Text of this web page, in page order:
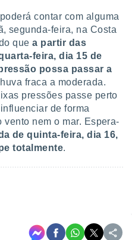
contar com alguma
segunda-feira, na Costa
quea partir das
feira, dia 15 de
possa passar a
fraca a moderada.
pressões passe perto
de forma
nem o mar. Espera-
de quinta-feira, dia 16,
totalmente.